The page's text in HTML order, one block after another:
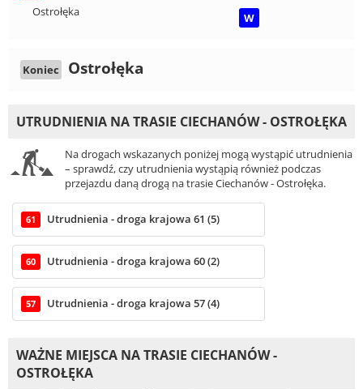
Ostrołęka
W
Koniec Ostrołęka
UTRUDNIENIA NA TRASIE CIECHANÓW - OSTROŁĘKA
Na drogach wskazanych poniżej mogą wystąpić utrudnienia
– sprawdź, czy utrudnienia wystąpią również podczas
przejazdu daną drogą na trasie Ciechanów - Ostrołęka.
61 Utrudnienia - droga krajowa 61 (5)
60 Utrudnienia - droga krajowa 60 (2)
57 Utrudnienia - droga krajowa 57 (4)
WAŻNE MIEJSCA NA TRASIE CIECHANÓW -
OSTROŁĘKA